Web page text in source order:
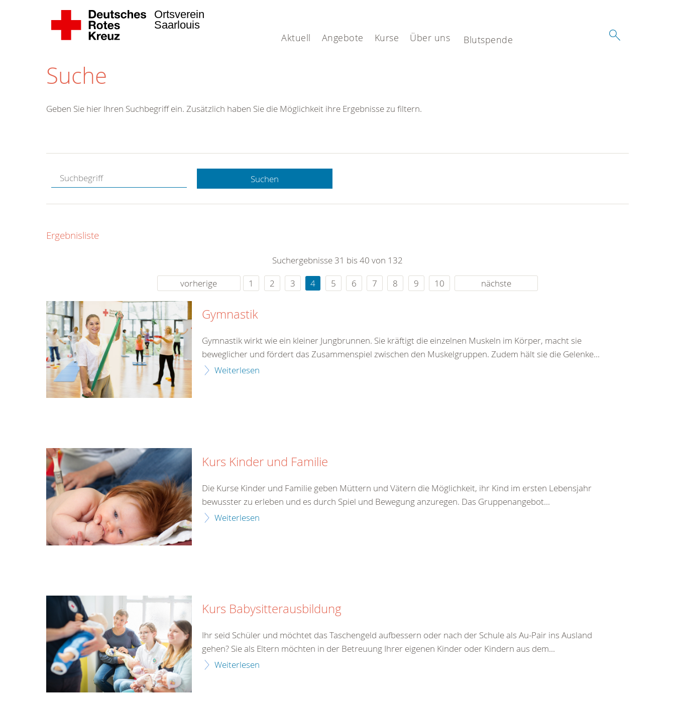
Aktuell Angebote Kurse Über uns Blutspende
Ortsverein
Saarlouis
Suche
Hotline.
gerne.
rund um die Uhr
Geben Sie hier Ihren Suchbegriff ein. Zusätzlich haben Sie die Möglichkeit ihre Ergebnisse zu filtern.
Suchen
Ergebnisliste
Suchergebnisse 31 bis 40 von 132
vorherige
1 2 3 4 5 6 7 8 9 10 nächste
Gymnastik
Gymnastik wirkt wie ein kleiner Jungbrunnen. Sie kräftigt die einzelnen Muskeln im Körper, macht sie
beweglicher und fördert das Zusammenspiel zwischen den Muskelgruppen. Zudem hält sie die Gelenke...
Weiterlesen
Kurs Kinder und Familie
Die Kurse Kinder und Familie geben Müttern und Vätern die Möglichkeit, ihr Kind im ersten Lebensjahr
bewusster zu erleben und es durch Spiel und Bewegung anzuregen. Das Gruppenangebot...
Weiterlesen
Kurs Babysitterausbildung
Ihr seid Schüler und möchtet das Taschengeld aufbessern oder nach der Schule als Au-Pair ins Ausland
gehen? Sie als Eltern möchten in der Betreuung Ihrer eigenen Kinder oder Kindern aus dem...
Weiterlesen